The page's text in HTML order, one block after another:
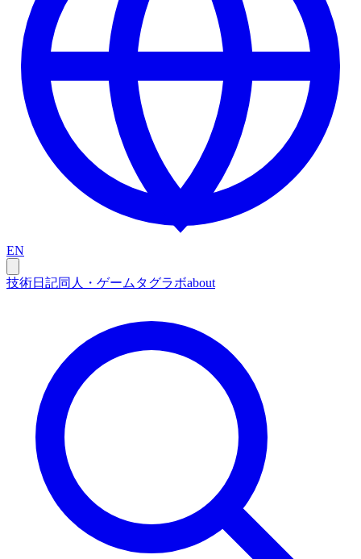
EN
技術日記同人・ゲーム タグラボabout